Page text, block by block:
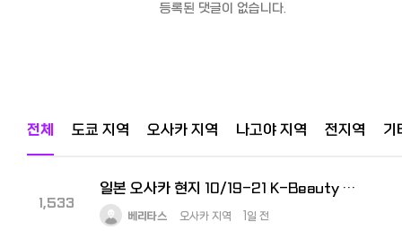
등록된 댓글이 없습니다.
전체 도쿄 지역 오사카 지역 나고야 지역 전지역 기
1,533
일본 오사카 현지 10/19-21 K-Beauty Expo 수출상담회 통역사 모집
베리타스 오사카 지역 1일 전